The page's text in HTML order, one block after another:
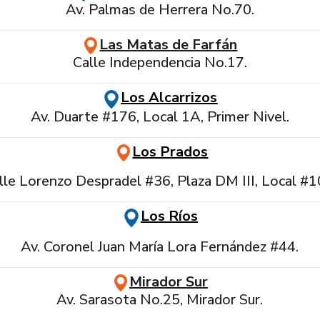
Av. Palmas de Herrera No.70.
Las Matas de Farfán
Calle Independencia No.17.
Los Alcarrizos
Av. Duarte #176, Local 1A, Primer Nivel.
Los Prados
Lorenzo Despradel #36, Plaza DM III, Local
Los Ríos
Av. Coronel Juan María Lora Fernández #44.
Mirador Sur
Av. Sarasota No.25, Mirador Sur.